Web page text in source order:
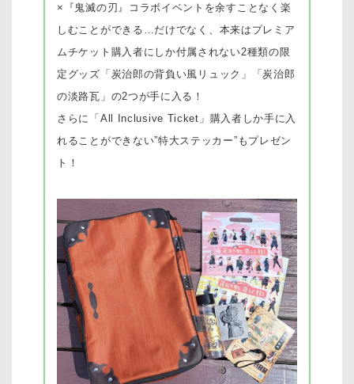
×『鬼滅の刃』コラボイベントを余すことなく楽
しむことができる…だけでなく、 本来はプレミア
ムチケット購入者にしか付属されない2種類の限
定グッズ 「炭治郎の背負い風リュック」「炭治郎
の淡路瓦」 の2つが手に入る！
さらに
「All Inclusive Ticket」 購入者しか手に入
れることができない”特大ステッカー”もプレゼン
ト！